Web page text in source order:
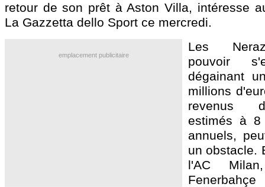
retour de son prêt à Aston Villa, intéresse
La Gazzetta dello Sport ce mercredi.
emplacement publicitaire
Les
pouvoir
dégainant
millions
revenus
estimés à 8
annuels,
un obstacle.
l'AC